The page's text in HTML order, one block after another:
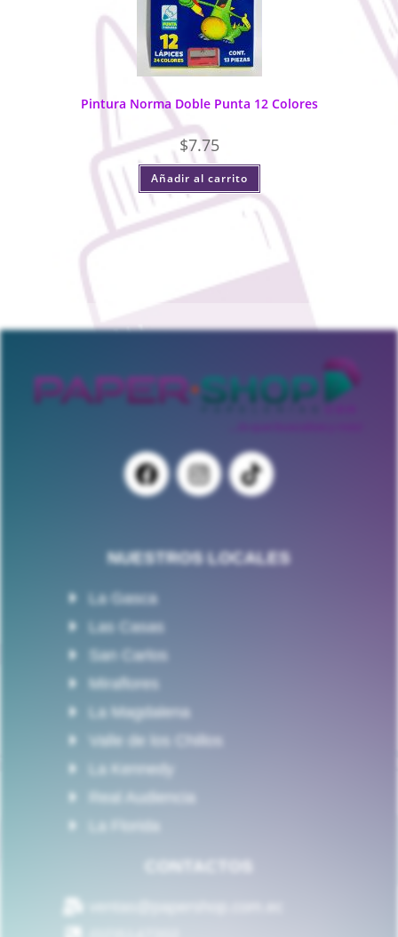
Pintura Norma Doble Punta 12 Colores
$7.75
Añadir al carrito
NUESTROS LOCALES
La Gasca
Las Casas
San Carlos
Miraflores
La Magdalena
Valle de los Chillos
La Kennedy
Real Audiencia
La Florida
CONTACTOS